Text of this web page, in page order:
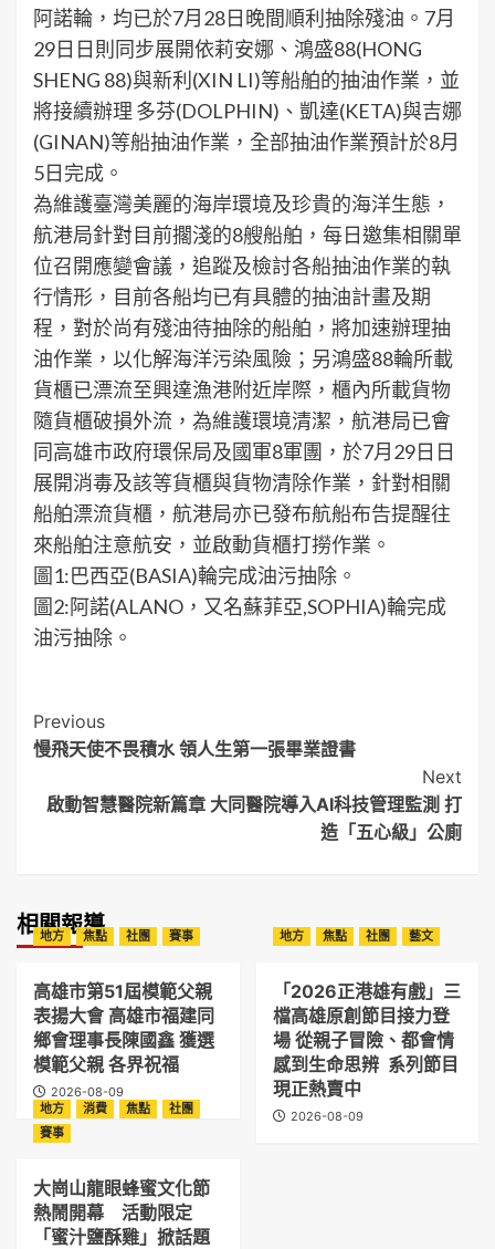
阿諾輪，均已於7月28日晚間順利抽除殘油。7月
29日日則同步展開依莉安娜、鴻盛88(HONG
SHENG 88)與新利(XIN LI)等船舶的抽油作業，並
將接續辦理 多芬(DOLPHIN)、凱達(KETA)與吉娜
(GINAN)等船抽油作業，全部抽油作業預計於8月
5日完成。
為維護臺灣美麗的海岸環境及珍貴的海洋生態，
航港局針對目前擱淺的8艘船舶，每日邀集相關單
位召開應變會議，追蹤及檢討各船抽油作業的執
行情形，目前各船均已有具體的抽油計畫及期
程，對於尚有殘油待抽除的船舶，將加速辦理抽
油作業，以化解海洋污染風險；另鴻盛88輪所載
貨櫃已漂流至興達漁港附近岸際，櫃內所載貨物
隨貨櫃破損外流，為維護環境清潔，航港局已會
同高雄市政府環保局及國軍8軍團，於7月29日日
展開消毒及該等貨櫃與貨物清除作業，針對相關
船舶漂流貨櫃，航港局亦已發布航船布告提醒往
來船舶注意航安，並啟動貨櫃打撈作業。
圖1:巴西亞(BASIA)輪完成油污抽除。
圖2:阿諾(ALANO，又名蘇菲亞,SOPHIA)輪完成
油污抽除。
Post
Navigation
Previous
慢飛天使不畏積水 領人生第一張畢業證書
Next
啟動智慧醫院新篇章 大同醫院導入AI科技管理監測 打
造「五心級」公廁
相關報導
地方 焦點 社團 賽事
高雄市第51屆模範父親
表揚大會 高雄市福建同
鄉會理事長陳國鑫 獲選
模範父親 各界祝福
2026-08-09
地方 焦點 社團 藝文
「2026正港雄有戲」三
檔高雄原創節目接力登
場 從親子冒險、都會情
感到生命思辨 系列節目
現正熱賣中
2026-08-09
地方 消費 焦點
社團
賽事
大崗山龍眼蜂蜜文化節
熱鬧開幕 活動限定
「蜜汁鹽酥雞」掀話題